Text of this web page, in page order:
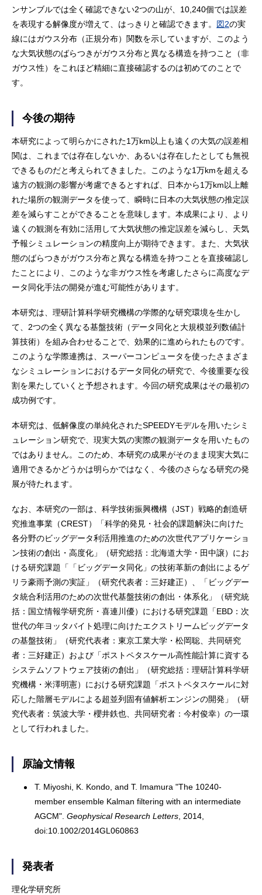
ンサンブルでは全く確認できない2つの山が、10,240個では誤差
を表現する解像度が増えて、はっきりと確認できます。 図2の実
線にはガウス分布（正規分布）関数を示していますが、このよう
な大気状態のばらつきがガウス分布と異なる構造を持つこと（非
ガウス性）をこれほど精細に直接確認するのは初めてのことで
す。
今後の期待
本研究によって明らかにされた1万km以上も遠くの大気の誤差相
関は、これまでは存在しないか、あるいは存在したとしても無視
できるものだと考えられてきました。このような1万kmを超える
遠方の観測の影響が考慮できるとすれば、日本から1万km以上離
れた場所の観測データを使って、瞬時に日本の大気状態の推定誤
差を減らすことができることを意味します。本成果により、より
遠くの観測を有効に活用して大気状態の推定誤差を減らし、天気
予報シミュレーションの精度向上が期待できます。また、大気状
態のばらつきがガウス分布と異なる構造を持つことを直接確認し
たことにより、このような非ガウス性を考慮したさらに高度なデ
ータ同化手法の開発が進む可能性があります。
本研究は、理研計算科学研究機構の学際的な研究環境を生かし
て、2つの全く異なる基盤技術（データ同化と大規模並列数値計
算技術）を組み合わせることで、効果的に進められたものです。
このような学際連携は、スーパーコンピュータを使ったさまざま
なシミュレーションにおけるデータ同化の研究で、今後重要な役
割を果たしていくと予想されます。今回の研究成果はその最初の
成功例です。
本研究は、低解像度の単純化されたSPEEDYモデルを用いたシミ
ュレーション研究で、現実大気の実際の観測データを用いたもの
ではありません。このため、本研究の成果がそのまま現実大気に
適用できるかどうかは明らかではなく、今後のさらなる研究の発
展が待たれます。
なお、本研究の一部は、科学技術振興機構（JST）戦略的創造研
究推進事業（CREST）「科学的発見・社会的課題解決に向けた
各分野のビッグデータ利活用推進のための次世代アプリケーショ
ン技術の創出・高度化」（研究総括：北海道大学・田中譲）にお
ける研究課題「「ビッグデータ同化」の技術革新の創出によるゲ
リラ豪雨予測の実証」（研究代表者：三好建正）、「ビッグデー
タ統合利活用のための次世代基盤技術の創出・体系化」（研究統
括：国立情報学研究所・喜連川優）における研究課題「EBD：次
世代の年ヨッタバイト処理に向けたエクストリームビッグデータ
の基盤技術」（研究代表者：東京工業大学・松岡聡、共同研究
者：三好建正）および「ポストペタスケール高性能計算に資する
システムソフトウェア技術の創出」（研究総括：理研計算科学研
究機構・米澤明憲）における研究課題「ポストペタスケールに対
応した階層モデルによる超並列固有値解析エンジンの開発」（研
究代表者：筑波大学・櫻井鉄也、共同研究者：今村俊幸）の一環
として行われました。
原論文情報
T. Miyoshi, K. Kondo, and T. Imamura "The 10240-
member ensemble Kalman filtering with an intermediate
AGCM".Geophysical Research Letters , 2014,
doi:10.1002/2014GL060863
発表者
理化学研究所